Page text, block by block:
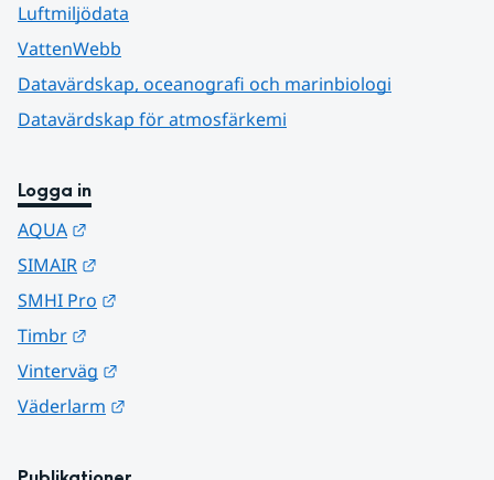
Luftmiljödata
VattenWebb
Datavärdskap, oceanografi och marinbiologi
Datavärdskap för atmosfärkemi
Logga in
AQUA
SIMAIR
SMHI Pro
Timbr
Vinterväg
Väderlarm